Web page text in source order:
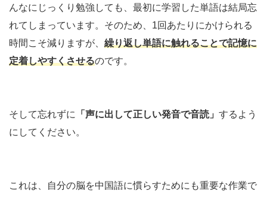
んなにじっくり勉強しても、最初に学習した単語は結局忘
れてしまっています。そのため、1回あたりにかけられる
時間こそ減りますが、 繰り返し単語に触れることで記憶に
定着しやすくさせるのです。
そして忘れずに 「声に出して正しい発音で音読」 するよう
にしてください。
これは、自分の脳を中国語に慣らすためにも重要な作業で